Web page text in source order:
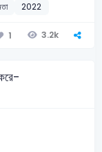
2022
1 3.2k